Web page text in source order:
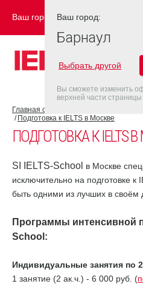
Ваш город: БАРНАУЛ
Главная страница
Подготовка к IELTS в Москве
ПОДГОТОВКА К IELTS
SI IELTS-School в Москве
исключительно на подготовке к
быть одними из лучших в своём
Программы интенсивной
School :
Индивидуальные занятия по
1 занятие (2 ак.ч.) - 6 000 руб. (
Ваш город:
Барнаул
Выбрать другой
Вы сможете изменить
верхней части страницы